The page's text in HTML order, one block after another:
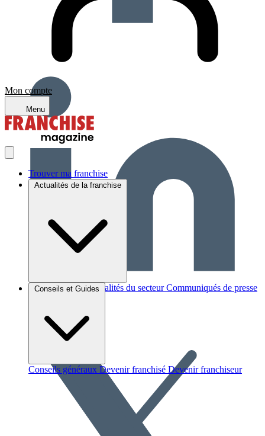
Mon compte
Menu
Trouver ma franchise
Actualités de la franchise
Brèves et actus Actualités du secteur Communiqués de presse
Conseils et Guides
Conseils généraux Devenir franchisé Devenir franchiseur